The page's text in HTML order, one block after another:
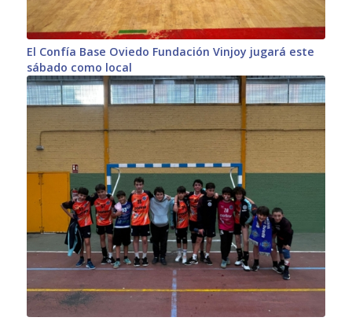
El Confía Base Oviedo Fundación Vinjoy jugará este
sábado como local